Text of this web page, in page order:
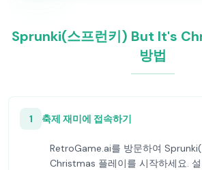
Sprunki(스프런키) But It's
방법
1 축제 재미에 접속하기
RetroGame.ai를 방문하여
Christmas 플레이를 시작하세요.